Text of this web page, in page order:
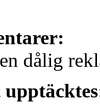
dålig